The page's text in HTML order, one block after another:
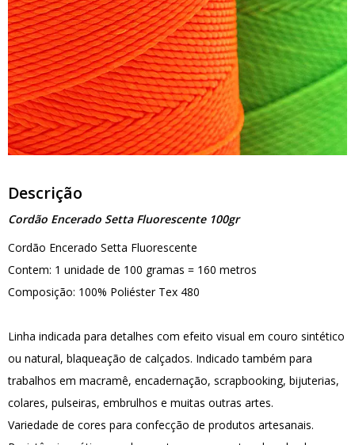
Descrição
Cordão Encerado Setta Fluorescente 100gr
Cordão Encerado Setta Fluorescente
Contem: 1 unidade de 100 gramas = 160 metros
Composição: 100% Poliéster Tex 480
Linha indicada para detalhes com efeito visual em couro sintético
ou natural, blaqueação de calçados. Indicado também para
trabalhos em macramê, encadernação, scrapbooking, bijuterias,
colares, pulseiras, embrulhos e muitas outras artes.
Variedade de cores para confecção de produtos artesanais.